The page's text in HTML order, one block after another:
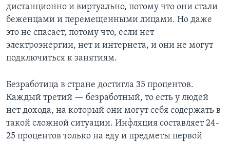
дистанционно и виртуально, потому что они стали
беженцами и перемещенными лицами. Но даже
это не спасает, потому что, если нет
электроэнергии, нет и интернета, и они не могут
подключиться к занятиям.
Безработица в стране достигла 35 процентов.
Каждый третий — безработный, то есть у людей
нет дохода, на который они могут себя содержать в
такой сложной ситуации. Инфляция составляет 24-
25 процентов только на еду и предметы первой